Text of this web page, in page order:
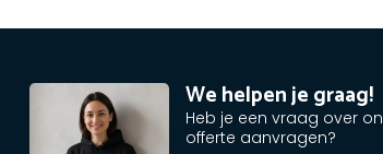
We helpen je graag!
Heb je een vraag over
offerte aanvragen?